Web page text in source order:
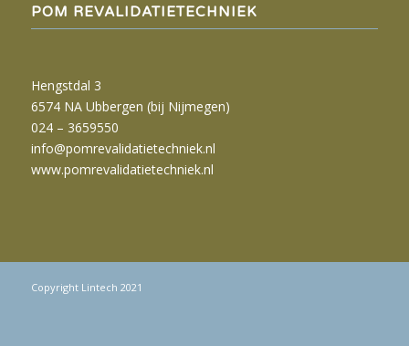
POM REVALIDATIETECHNIEK
Hengstdal 3
6574 NA Ubbergen (bij Nijmegen)
024 – 3659550
info@pomrevalidatietechniek.nl
www.pomrevalidatietechniek.nl
Copyright Lintech 2021